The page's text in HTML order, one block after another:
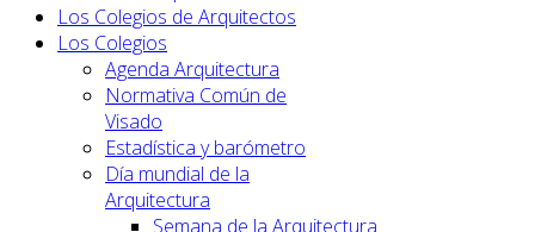
Los Colegios de Arquitectos
Los Colegios
Agenda Arquitectura
Normativa Común de
Visado
Estadística y barómetro
Día mundial de la
Arquitectura
Semana de la Arquitectura